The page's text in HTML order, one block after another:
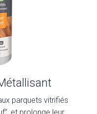
parquets vitrifiés